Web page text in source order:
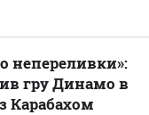
непереливки»:
гру Динамо в
Карабахом